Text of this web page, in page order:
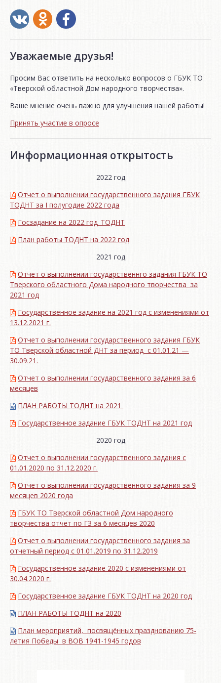
Уважаемые друзья!
Просим Вас ответить на несколько вопросов о ГБУК ТО
«Тверской областной Дом народного творчества».
Ваше мнение очень важно для улучшения нашей работы!
Принять участие в опросе
Информационная открытость
2022 год
Отчет о выполнении государственного задания ГБУК
ТОДНТ за I полугодие 2022 года
Госзадание на 2022 год_ТОДНТ
План работы ТОДНТ на 2022 год
2021 год
Отчет о выполнении государственнго задания ГБУК ТО
Тверского областного Дома народного творчества за
2021 год
Государственное задание на 2021 год с изменениями от
13.12.2021 г.
Отчет о выполнении государственного задания ГБУК
ТО Тверской областной ДНТ за период с 01.01.21 —
30.09.21.
Отчет о выполнении государственного задания за 6
месяцев
ПЛАН РАБОТЫ ТОДНТ на 2021
Государственное задание ГБУК ТОДНТ на 2021 год
2020 год
Отчет о выполнении государственного задания с
01.01.2020 по 31.12.2020 г.
Отчет о выполнении государственного задания за 9
месяцев 2020 года
ГБУК ТО Тверской областной Дом народного
творчества отчет по ГЗ за 6 месяцев 2020
Отчет о выполнении государственного задания за
отчетный период с 01.01.2019 по 31.12.2019
Государственное задание 2020 с изменениями от
30.04.2020 г.
Государственное задание ГБУК ТОДНТ на 2020 год
ПЛАН РАБОТЫ ТОДНТ на 2020
План мероприятий, посвящённых празднованию 75-
летия Победы в ВОВ 1941-1945 годов